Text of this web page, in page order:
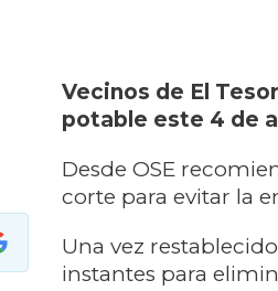
Vecinos de El
potable este 4 de
Desde OSE
corte para evitar la
Una vez
instantes para